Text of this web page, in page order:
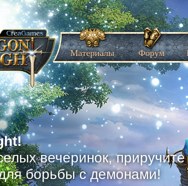
вечеринок,
борьбы с демонами!
Материалы Форум